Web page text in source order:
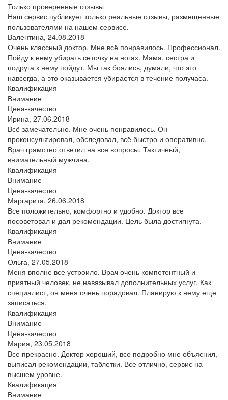
Только проверенные отзывы
Наш сервис публикует только реальные отзывы, размещенные
пользователями на нашем сервисе.
Валентина, 24.08.2018
Очень классный доктор. Мне всё понравилось. Профессионал.
Пойду к нему убирать сеточку на ногах. Мама, сестра и
подруга к нему пойдут. Мы так боялись, думали, что это
навсегда, а это оказывается убирается в течение получаса.
Квалификация
Внимание
Цена-качество
Ирина, 27.06.2018
Всё замечательно. Мне очень понравилось. Он
проконсультировал, обследовал, всё быстро и оперативно.
Врач грамотно ответил на все вопросы. Тактичный,
внимательный мужчина.
Квалификация
Внимание
Цена-качество
Маргарита, 26.06.2018
Все положительно, комфортно и удобно. Доктор все
посоветовал и дал рекомендации. Цель была достигнута.
Квалификация
Внимание
Цена-качество
Ольга, 27.05.2018
Меня вполне все устроило. Врач очень компетентный и
приятный человек, не навязывал дополнительных услуг. Как
специалист, он меня очень порадовал. Планирую к нему еще
записаться.
Квалификация
Внимание
Цена-качество
Мария, 23.05.2018
Все прекрасно. Доктор хороший, все подробно мне объяснил,
выписал рекомендации, таблетки. Все отлично, сервис на
высшем уровне.
Квалификация
Внимание